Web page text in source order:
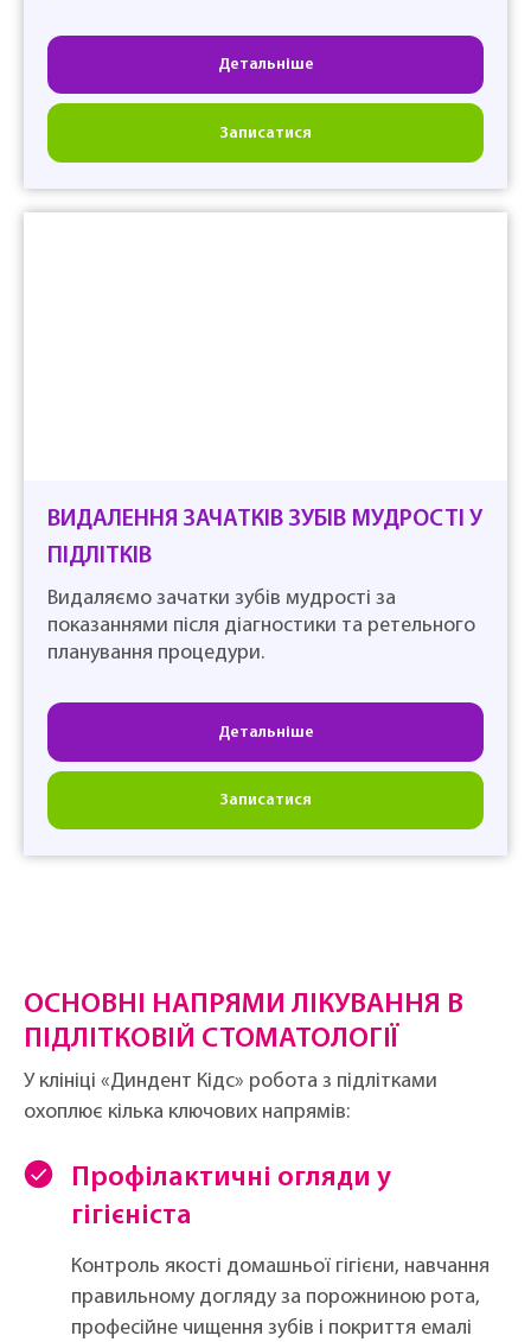
Детальніше
Записатися
ВИДАЛЕННЯ ЗАЧАТКІВ ЗУБІВ МУДРОСТІ У
ПІДЛІТКІВ
Видаляємо зачатки зубів мудрості за
показаннями після діагностики та ретельного
планування процедури.
Детальніше
Записатися
ОСНОВНІ НАПРЯМИ ЛІКУВАННЯ В
ПІДЛІТКОВІЙ СТОМАТОЛОГІЇ
У клініці «Диндент Кідс» робота з підлітками
охоплює кілька ключових напрямів:
Профілактичні огляди у
гігієніста
Контроль якості домашньої гігієни, навчання
правильному догляду за порожниною рота,
професійне чищення зубів і покриття емалі